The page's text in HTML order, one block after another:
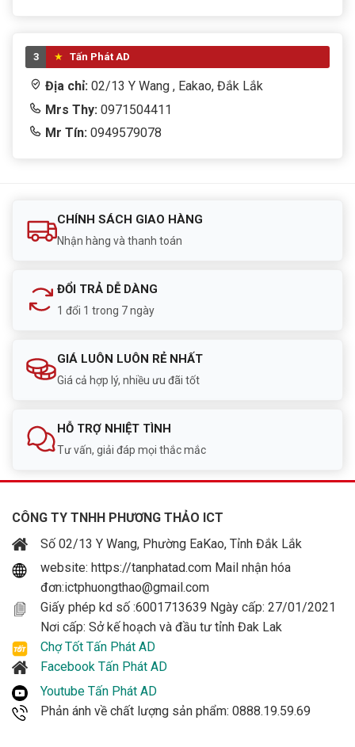
3 Tấn Phát AD
Địa chỉ: 02/13 Y Wang , Eakao, Đắk Lắk
Mrs Thy: 0971504411
Mr Tín: 0949579078
CHÍNH SÁCH GIAO HÀNG
Nhận hàng và thanh toán
ĐỔI TRẢ DỄ DÀNG
1 đổi 1 trong 7 ngày
GIÁ LUÔN LUÔN RẺ NHẤT
Giá cả hợp lý, nhiều ưu đãi tốt
HỖ TRỢ NHIỆT TÌNH
Tư vấn, giải đáp mọi thắc mắc
CÔNG TY TNHH PHƯƠNG THẢO ICT
Số 02/13 Y Wang, Phường EaKao, Tỉnh Đắk Lắk
website: https://tanphatad.com Mail nhận hóa
đơn:ictphuongthao@gmail.com
Giấy phép kd số :6001713639 Ngày cấp: 27/01/2021
Nơi cấp: Sở kế hoạch và đầu tư tỉnh Đak Lak
Chợ Tốt Tấn Phát AD
Facebook Tấn Phát AD
Youtube Tấn Phát AD
Phản ánh về chất lượng sản phẩm: 0888.19.59.69